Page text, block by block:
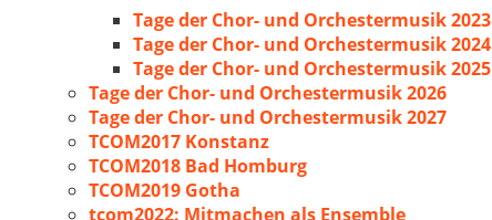
Tage der Chor- und Orchestermusik 2023
Tage der Chor- und Orchestermusik 2024
Tage der Chor- und Orchestermusik 2025
Tage der Chor- und Orchestermusik 2026
Tage der Chor- und Orchestermusik 2027
TCOM2017 Konstanz
TCOM2018 Bad Homburg
TCOM2019 Gotha
tcom2022: Mitmachen als Ensemble